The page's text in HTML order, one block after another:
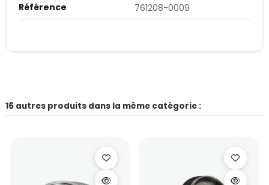
Référence 761208-0009
16 autres produits dans la même catégorie :